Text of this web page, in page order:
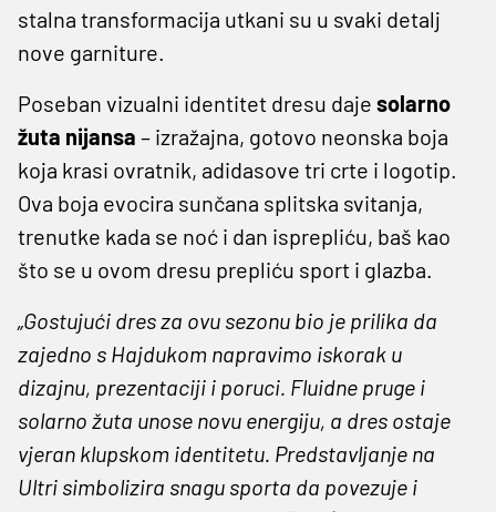
stalna transformacija utkani su u svaki detalj
nove garniture.
Poseban vizualni identitet dresu daje solarno
žuta nijansa – izražajna, gotovo neonska boja
koja krasi ovratnik, adidasove tri crte i logotip.
Ova boja evocira sunčana splitska svitanja,
trenutke kada se noć i dan isprepliću, baš kao
što se u ovom dresu prepliću sport i glazba.
„Gostujući dres za ovu sezonu bio je prilika da
zajedno s Hajdukom napravimo iskorak u
dizajnu, prezentaciji i poruci. Fluidne pruge i
solarno žuta unose novu energiju, a dres ostaje
vjeran klupskom identitetu. Predstavljanje na
Ultri simbolizira snagu sporta da povezuje i